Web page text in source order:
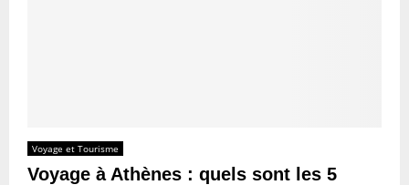
Voyage et Tourisme
Voyage à Athènes : quels sont les 5